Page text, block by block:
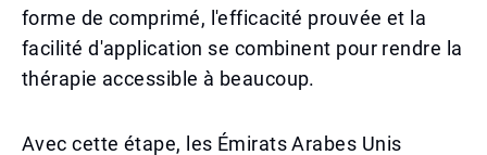
forme de comprimé, l'efficacité prouvée et la
facilité d'application se combinent pour rendre la
thérapie accessible à beaucoup.
Avec cette étape, les Émirats Arabes Unis